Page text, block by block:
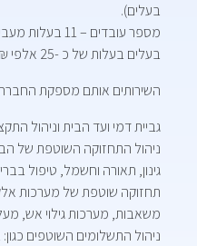
בעלים).
בעלים בעלות של כ -25 אלפי ₪).
השירותים אותם מספקת
גביית דמי ועד הבית וניהול
ניהול התחזוקה השוטפת של
גינון, תאורה וחשמל, טיפול
תחזוקה שוטפת של מערכות
משאבות, מערכות גילוי אש,
ניהול התשלומים השוטפים